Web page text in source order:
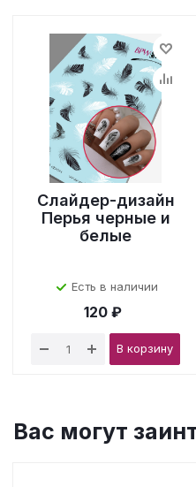
Слайдер-дизайн
Перья черные и
белые
Есть в наличии
120 ₽
В корзину
Вас могут